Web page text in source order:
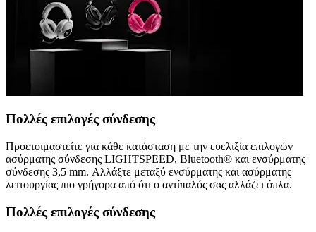
Πολλές επιλογές σύνδεσης
Προετοιμαστείτε για κάθε κατάσταση με την ευελιξία επιλογών
ασύρματης σύνδεσης LIGHTSPEED, Bluetooth® και ενσύρματης
σύνδεσης 3,5 mm. Αλλάξτε μεταξύ ενσύρματης και ασύρματης
λειτουργίας πιο γρήγορα από ότι ο αντίπαλός σας αλλάζει όπλα.
Πολλές επιλογές σύνδεσης